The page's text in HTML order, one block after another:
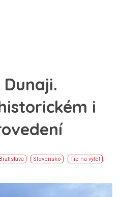
i
Bratislava Slovensko Tip na výlet